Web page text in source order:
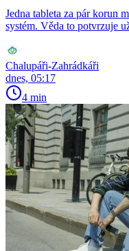
Jedna tableta za pár korun
systém. Věda to potvrzuje
Chalupáři-Zahrádkáři
dnes, 05:17
4 min